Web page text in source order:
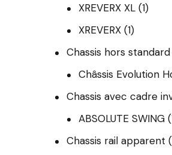
XREVERX XL (1)
XREVERX (1)
Chassis hors standard
Châssis Evolution
Chassis avec cadre
ABSOLUTE SWING
Chassis rail apparent